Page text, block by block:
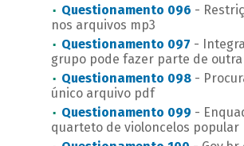
Questionamento 096 -
nos arquivos mp3
Questionamento 097 -
grupo pode fazer parte de outra
Questionamento 098 -
único arquivo pdf
Questionamento 099 -
quarteto de violoncelos popular